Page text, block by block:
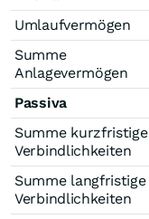
Umlaufvermögen
Summe
Anlagevermögen
Passiva
Summe kurzfristige
Verbindlichkeiten
Summe langfristige
Verbindlichkeiten